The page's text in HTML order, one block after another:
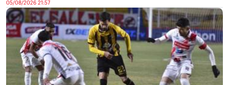
05/08/2026 21:57